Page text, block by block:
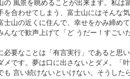
の 風景を眺めることが出来ます。私は
を合わせてしまう、富士山にはそんな
士山の近くに住んで、幸せをかみ締め
んなで歓声上げて「ど うだー！すごい
必要なことは「有言実行」であると思
メです。夢は口に出さないとダメ。「
も 言い続けないといけない。そうした